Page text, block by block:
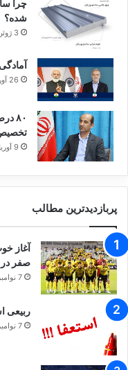
پوکو C85 (۲۵۶ گیگابایت)
پوکو F۶ پرو (۵۱۲ گیگابایت)
ردمی A۵ (۱۲۸ گیگابایت)
گیگابایت)
گیگابایت)
آیفون ۱۵
ZAA (512 گیگابایت)
چرا
شده؟
3 ژوئن 2025
26 آوریل 2025
۸۰
9 آوریل 2025
پربازدیدترین مطالب
صفر
7 نوامبر 2024
ربیعی
7 نوامبر 2024